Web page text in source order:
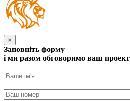
×
Заповніть форму
i ми разом обговоримо ваш проект